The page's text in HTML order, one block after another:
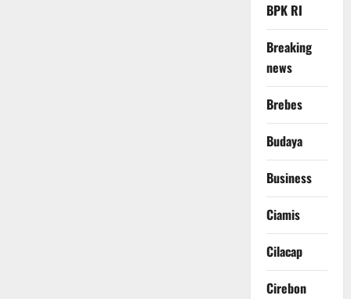
BPK RI
Breaking
news
Brebes
Budaya
Business
Ciamis
Cilacap
Cirebon